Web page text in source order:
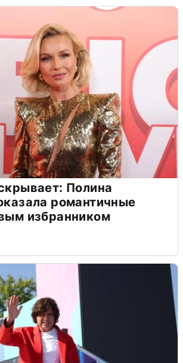
Полина
романтичные
избранником